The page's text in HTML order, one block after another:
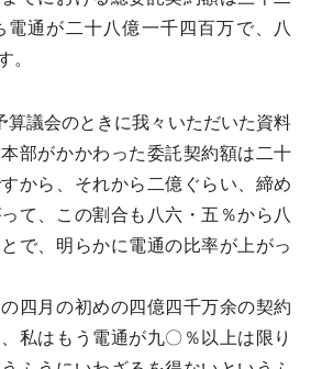
電通が二十八億一千四百万で、八
。
議会のときに我々いただいた資料
部がかかわった委託契約額は二十
から、それから二億ぐらい、締め
て、この割合も八六・五％から八
で、明らかに電通の比率が上がっ
四月の初めの四億四千万余の契約
私はもう電通が九〇％以上は限り